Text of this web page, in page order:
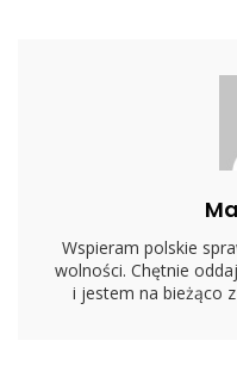
Wspieram polskie
wolności. Chętnie
i jestem na bieżąco